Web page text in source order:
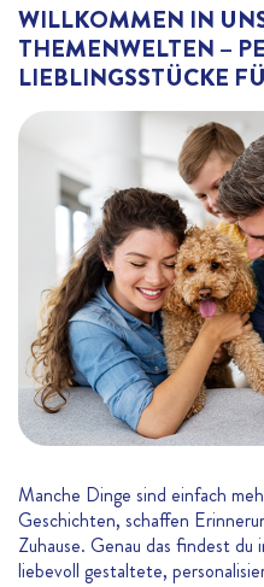
WILLKOMMEN IN
THEMENWELTEN –
LIEBLINGSSTÜCKE
Manche Dinge sind einfach
Geschichten, schaffen
Zuhause. Genau das findest du
liebevoll gestaltete,